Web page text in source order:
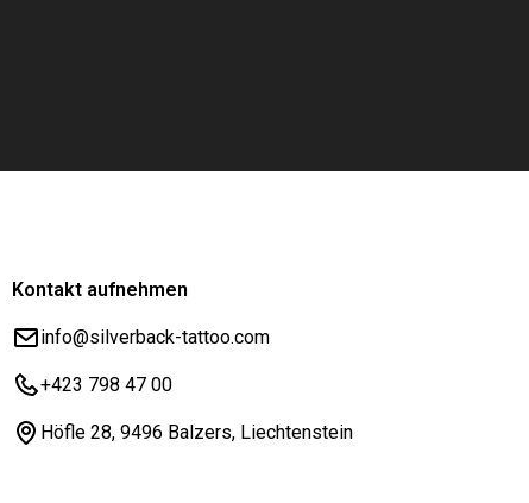
Kontakt aufnehmen
info@silverback-tattoo.com
+423 798 47 00
Höfle 28, 9496 Balzers, Liechtenstein